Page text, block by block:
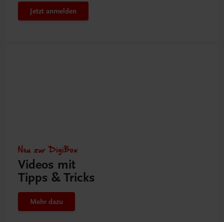
Jetzt anmelden
Neu zur DigiBox
Videos mit
Tipps & Tricks
Mehr dazu